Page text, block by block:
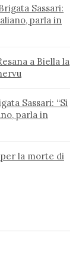
Sassari:
parla in
a Biella la
Sassari: “Si
parla in
per la morte di